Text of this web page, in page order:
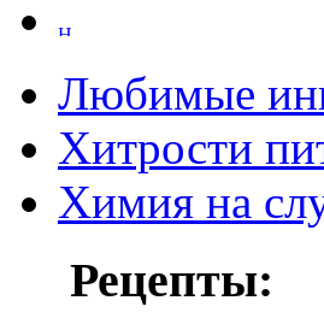
Любимые
Хитрости
Химия на
Рецепты: